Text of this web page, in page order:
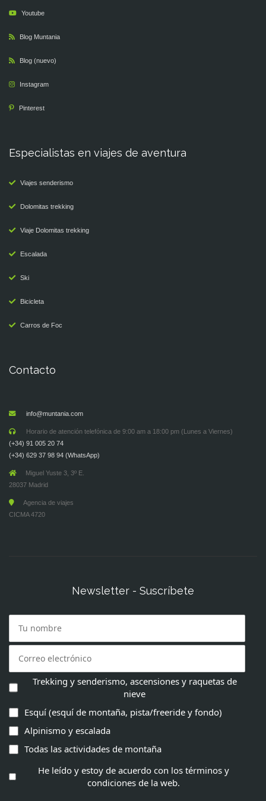
Youtube
Blog Muntania
Blog (nuevo)
Instagram
Pinterest
Especialistas en viajes de aventura
Viajes senderismo
Dolomitas trekking
Viaje Dolomitas trekking
Escalada
Ski
Bicicleta
Carros de Foc
Contacto
info@muntania.com
Horario de atención telefónica de 9:00 am a 18:00 pm (Lunes a Viernes)
(+34) 91 005 20 74
(+34) 629 37 98 94 (WhatsApp)
Miguel Yuste 3, 3º E.
28037 Madrid
Agencia de viajes
CICMA 4720
Newsletter - Suscríbete
Trekking y senderismo, ascensiones y raquetas de
nieve
Esquí (esquí de montaña, pista/freeride y fondo)
Alpinismo y escalada
Todas las actividades de montaña
He leído y estoy de acuerdo con los términos y
condiciones de la web.